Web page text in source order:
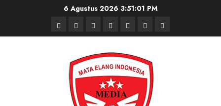
6 Agustus 2026 3:51:02 PM
BerandaNasionalDaerahHukum
dan
Kriminal
Pendidikan
Box
Redaksi
Iklan